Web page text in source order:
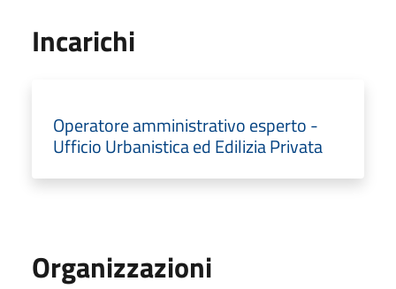
Incarichi
Operatore amministrativo esperto -
Ufficio Urbanistica ed Edilizia Privata
Organizzazioni